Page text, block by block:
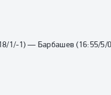
1/-1)— Барбашев (16:55/5/